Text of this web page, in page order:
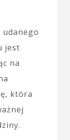
jest
na
która